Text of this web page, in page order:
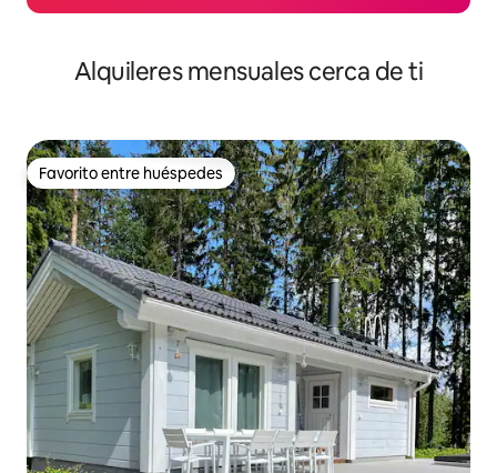
Alquileres mensuales cerca de ti
Favorito entre huéspedes
Favorito entre huéspedes